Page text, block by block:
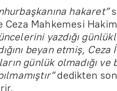
hakaret”
Ceza Mahkemesi
yazdığı
beyan etmiş, Ceza
günlük olmadığı ve
dedikten